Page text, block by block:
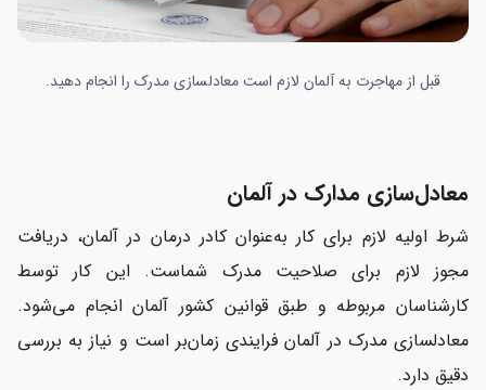
قبل از مهاجرت به آلمان لازم است معادلسازی مدرک را انجام دهید.
معادل‌سازی مدارک در آلمان
شرط اولیه لازم برای کار به‌‎عنوان کادر درمان در آلمان، دریافت
مجوز لازم برای صلاحیت مدرک شماست. این کار توسط
کارشناسان مربوطه و طبق قوانین کشور آلمان انجام می‌شود.
معادلسازی مدرک در آلمانفرایندی زمان‌بر است و نیاز به بررسی
دقیق دارد.